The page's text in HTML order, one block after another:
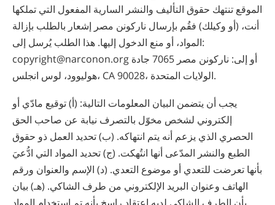
الموقع تنتهك حقوق التأليف والنشر السارية المفعول التي تملكها
أنت، (أو وكيلك) فقُم بإرسال ‫ناركونن‬ ‫مصر‬ إشعار بالطلب بإزالة
المواد، أو منع الدخول إليها. هذا الطلب يُرسل إلى:
copyright@narconon.org أو إلى: ‫ناركونن‬ ‫مصر‬ 7065 جادة
هوليوود، لوس انجلس، CA 90028، الولايات المتحدة.
يجب أن يتضمن البيان المعلومات التالية: (أ) توقيع مادّي أو
إلكتروني لشخص مخوّل بالتصرف نيابة عن صاحب الحق
الحصري الذي يزعم أنه يتم انتهاكه. (ب) تحديد العمل ذو حقوق
الطبع والنشر المدّعى أنها انتُهكت. (ج) تحديد المواد التي ادُّعيَ
بأنها تعرضت للتعدي أو موضوع التعدي. (د) الإسم والعنوان ورقم
الهاتف وعنوان البريد الإلكتروني من طرف الشاكي. (هـ) بيان
بأن الطرف الشاكي لديه إعتقاد راسخ بأنه تم استخدام المواد